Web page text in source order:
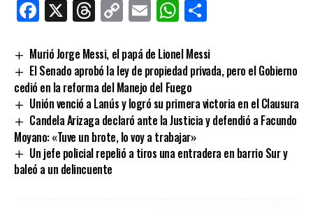
Facebook
X Threads
CopyEmailWhatsApp
Murió Jorge Messi, el papá de Lionel Messi
El Senado aprobó la ley de propiedad privada, pero el Gobierno
cedió en la reforma del Manejo del Fuego
Unión venció a Lanús y logró su primera victoria en el Clausura
Candela Arizaga declaró ante la Justicia y defendió a Facundo
Moyano: «Tuve un brote, lo voy a trabajar»
Un jefe policial repelió a tiros una entradera en barrio Sur y
baleó a un delincuente